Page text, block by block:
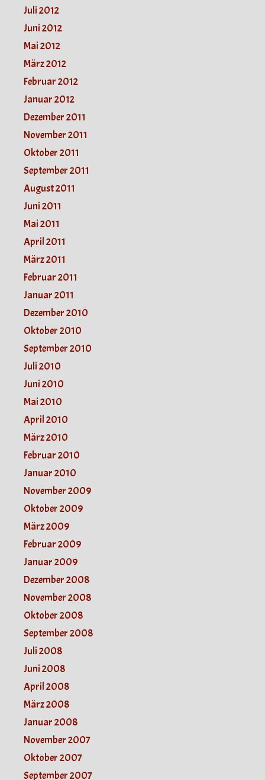
Juli 2012
Juni 2012
Mai 2012
März 2012
Februar 2012
Januar 2012
Dezember 2011
November 2011
Oktober 2011
September 2011
August 2011
Juni 2011
Mai 2011
April 2011
März 2011
Februar 2011
Januar 2011
Dezember 2010
Oktober 2010
September 2010
Juli 2010
Juni 2010
Mai 2010
April 2010
März 2010
Februar 2010
Januar 2010
November 2009
Oktober 2009
März 2009
Februar 2009
Januar 2009
Dezember 2008
November 2008
Oktober 2008
September 2008
Juli 2008
Juni 2008
April 2008
März 2008
Januar 2008
November 2007
Oktober 2007
September 2007